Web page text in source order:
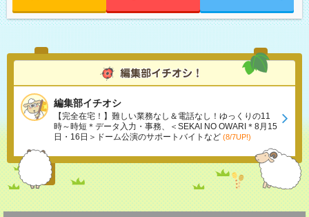
編集部イチオシ
【完全在宅！】難しい業務なし＆電話なし！ゆっくりの11
時～時短＊データ入力・事務、＜SEKAI NO OWARI＊8月15
日・16日＞ドーム公演のサポートバイトなど (8/7UP!)